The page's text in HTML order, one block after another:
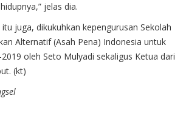
jelas dia.
juga, dikukuhkan kepengurusan Sekolah
Alternatif (Asah Pena) Indonesia untuk
oleh Seto Mulyadi sekaligus Ketua dari
(kt)